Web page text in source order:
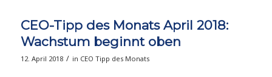
CEO-Tipp des Monats April 2018:
Wachstum beginnt oben
12. April 2018 / in CEO Tipp des Monats